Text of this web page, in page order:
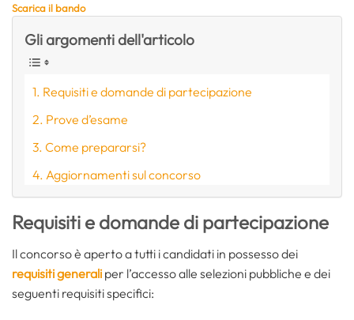
Scarica il bando
Gli argomenti dell'articolo
Requisiti e domande di partecipazione
Prove d’esame
Come prepararsi?
Aggiornamenti sul concorso
Requisiti e domande di partecipazione
Il concorso è aperto a tutti i candidati in possesso dei
requisiti generali per l’accesso alle selezioni pubbliche e dei
seguenti requisiti specifici: